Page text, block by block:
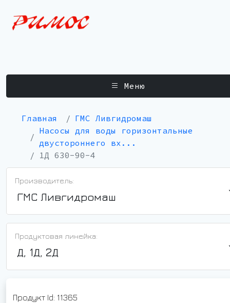
Меню
Главная
ГМС Ливгидромаш
Насосы для воды горизонтальные
двустороннего вх...
1Д 630-90-4
Производитель:
ГМС Ливгидромаш
Продуктовая линейка:
Д, 1Д, 2Д
Продукт Id: 11365